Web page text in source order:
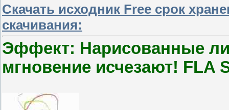
Скачать исходник Free срок
скачивания:
Эффект: Нарисованные
мгновение исчезают! FLA